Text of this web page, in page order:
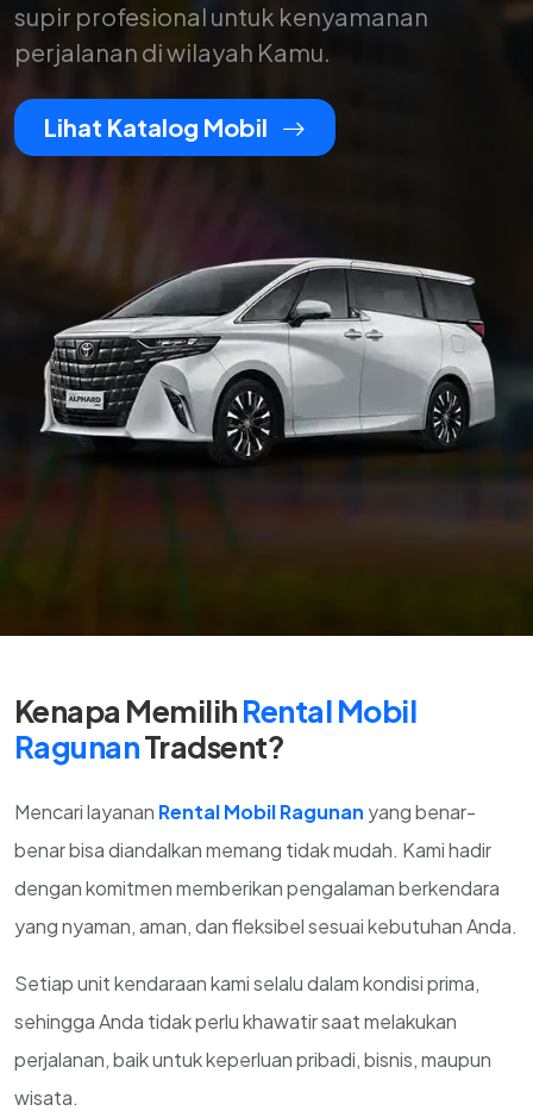
supir profesional untuk kenyamanan
perjalanan di wilayah Kamu.
Lihat Katalog Mobil
Kenapa MemilihRental Mobil
RagunanTradsent?
Mencari layanan Rental Mobil Ragunan yang benar-
benar bisa diandalkan memang tidak mudah. Kami hadir
dengan komitmen memberikan pengalaman berkendara
yang nyaman, aman, dan fleksibel sesuai kebutuhan Anda.
Setiap unit kendaraan kami selalu dalam kondisi prima,
sehingga Anda tidak perlu khawatir saat melakukan
perjalanan, baik untuk keperluan pribadi, bisnis, maupun
wisata.